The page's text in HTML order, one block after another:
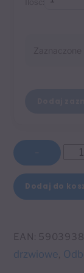
−
ilość
z
Dodaj do
EAN:
drzwiowe,